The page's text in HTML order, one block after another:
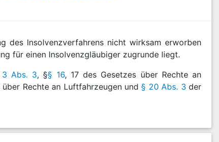
des Insolvenzverfahrens nicht wirksam erworben
für einen Insolvenzgläubiger zugrunde liegt.
Abs. 3, §§ 16, 17 des Gesetzes über Rechte an
über Rechte an Luftfahrzeugen und§ 20 Abs. 3 der